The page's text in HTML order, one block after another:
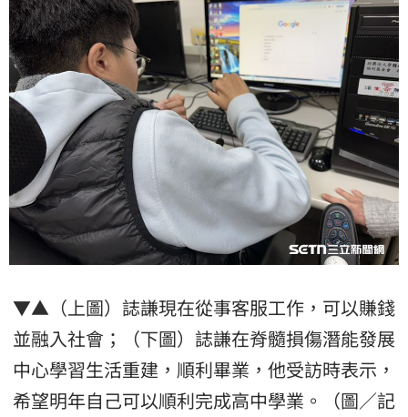
▼▲（上圖）誌謙現在從事客服工作，可以賺錢
並融入社會；（下圖）誌謙在脊髓損傷潛能發展
中心學習生活重建，順利畢業，他受訪時表示，
希望明年自己可以順利完成高中學業。（圖／記